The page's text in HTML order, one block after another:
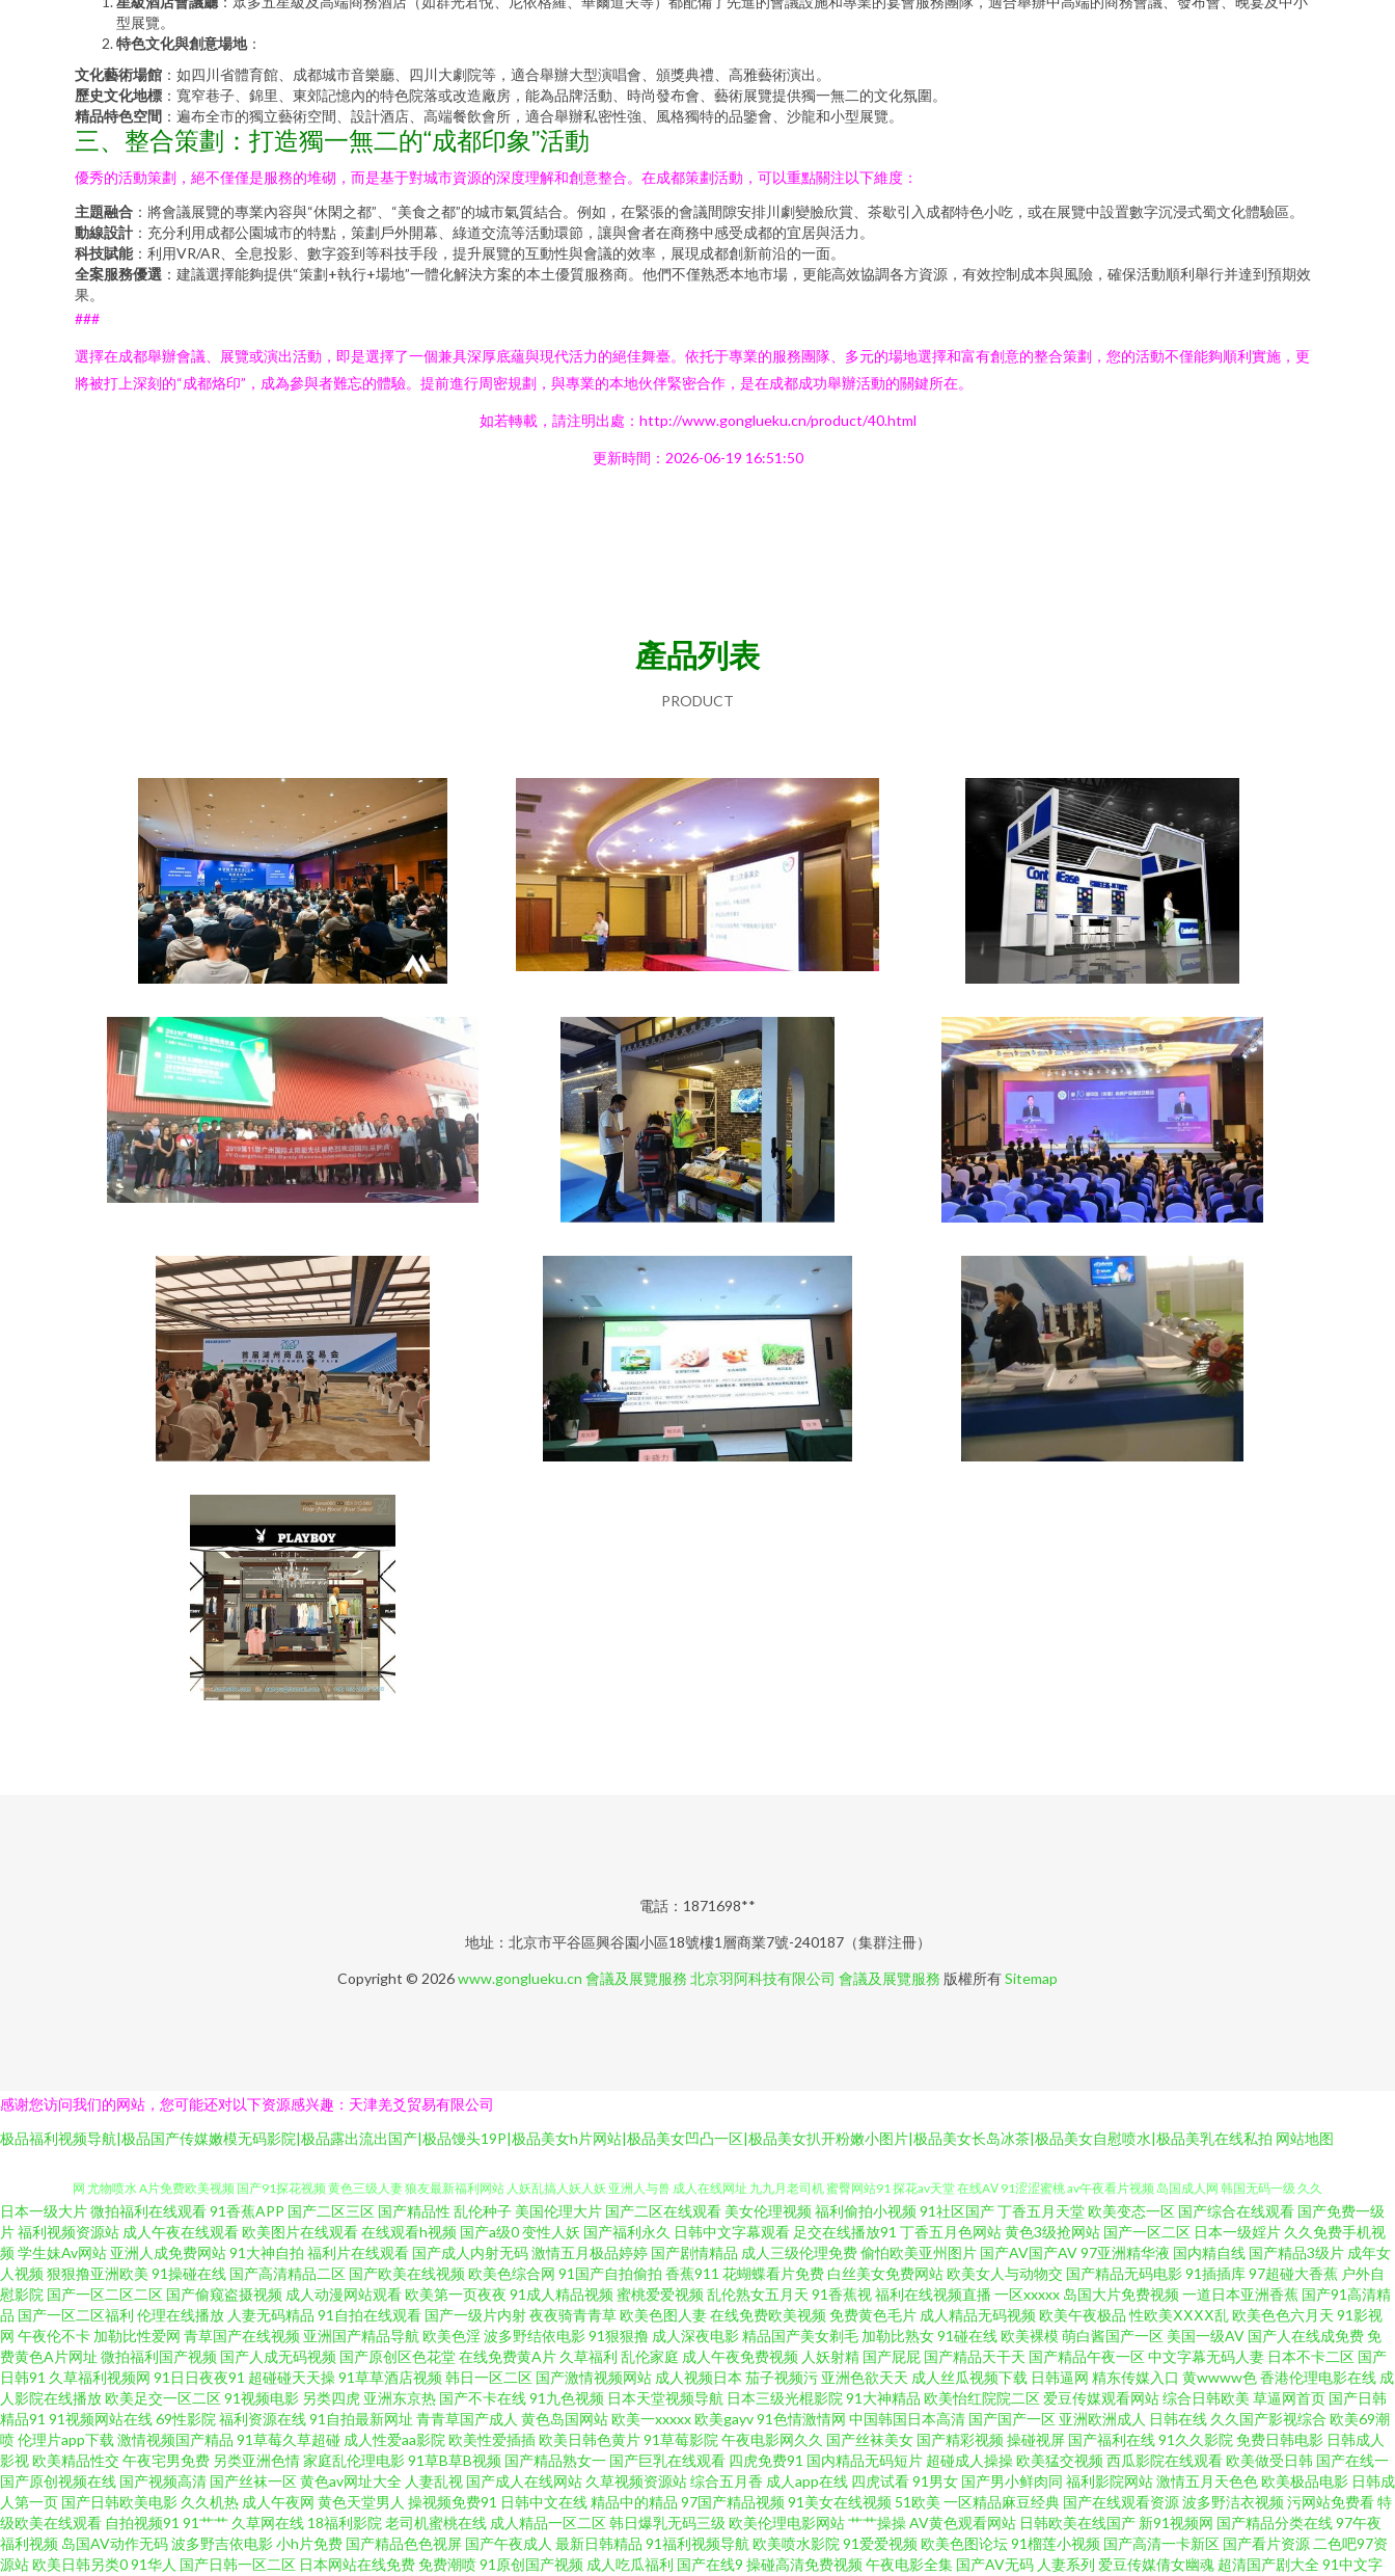
型展覽。
特色文化與創意場地：
文化藝術場館 ：如四川省體育館、成都城市音樂廳、四川大劇院等，適合舉辦大型演唱會、頒獎典禮、高雅藝術演出。
歷史文化地標 ：寬窄巷子、錦里、東郊記憶內的特色院落或改造廠房，能為品牌活動、時尚發布會、藝術展覽提供獨一無二的文化氛圍。
精品特色空間 ：遍布全市的獨立藝術空間、設計酒店、高端餐飲會所，適合舉辦私密性強、風格獨特的品鑒會、沙龍和小型展覽。
三、整合策劃：打造獨一無二的“成都印象”活動
優秀的活動策劃，絕不僅僅是服務的堆砌，而是基于對城市資源的深度理解和創意整合。在成都策劃活動，可以重點關注以下維度：
主題融合 ：將會議展覽的專業內容與“休閑之都”、“美食之都”的城市氣質結合。例如，在緊張的會議間隙安排川劇變臉欣賞、茶歇引入成都特色小吃，或在展覽中設置數字沉浸式蜀文化體驗區。
動線設計 ：充分利用成都公園城市的特點，策劃戶外開幕、綠道交流等活動環節，讓與會者在商務中感受成都的宜居與活力。
科技賦能：利用VR/AR、全息投影、數字簽到等科技手段，提升展覽的互動性與會議的效率，展現成都創新前沿的一面。
全案服務優選 ：建議選擇能夠提供“策劃+執行+場地”一體化解決方案的本土優質服務商。他們不僅熟悉本地市場，更能高效協調各方資源，有效控制成本與風險，確保活動順利舉行并達到預期效
果。
###
選擇在成都舉辦會議、展覽或演出活動，即是選擇了一個兼具深厚底蘊與現代活力的絕佳舞臺。依托于專業的服務團隊、多元的場地選擇和富有創意的整合策劃，您的活動不僅能夠順利實施，更
將被打上深刻的“成都烙印”，成為參與者難忘的體驗。提前進行周密規劃，與專業的本地伙伴緊密合作，是在成都成功舉辦活動的關鍵所在。
如若轉載，請注明出處：http://www.gonglueku.cn/product/40.html
更新時間：2026-06-19 16:51:50
產品列表
PRODUCT
電話：1871698**
地址：北京市平谷區興谷園小區18號樓1層商業7號-240187（集群注冊）
Copyright © 2026www.gonglueku.cn 會議及展覽服務 北京羽阿科技有限公司 會議及展覽服務 版權所有Sitemap
感谢您访问我们的网站，您可能还对以下资源感兴趣：天津羌爻贸易有限公司
极品福利视频导航|极品国产传媒嫩模无码影院|极品露出流出国产|极品馒头19P|极品美女h片网站|极品美女凹凸一区|极品美女扒开粉嫩小图片|极品美女长岛冰茶|极品美女自慰喷水|极品美乳在线私拍 网站地图
久草视屏网 欧美另类色图视频 操人人在线观看 国产中文11 久久肏狠狠肏视频 欧美另类TS伪娘 日韩色情三级网 亚洲综合28p a片三级片 丁香影院 久久狠狠综合 欧美成人理论 天堂福利av 成人福利导航AV 久久露脸视频 日本蜜桃综合
网 尤物喷水 A片免费欧美视频 国产91探花视频 黄色三级人妻 狼友最新福利网站 人妖乱搞人妖人妖 亚洲人与兽 成人在线网址 九九月老司机 蜜臀网站91 探花av天堂 在线AⅤ 91涩涩蜜桃 av午夜看片视频 岛国成人网 韩国无码一级 久久
这里有精品6 欧洲精品久区 日韩awww新片 五月丁香婷婷成人 97超碰在线人人 超碰人人艹 国产精品1区2区 精品大香蕉 欧美性爱网站大全 伊人新址 91蝌蚪在线视频 wwwwww日本 传媒精品国产9 国产九区一区在线 九一一区 老司机
激情小说 丝袜美腿性爱 性爱日韩 91久久a AV天堂伦理电影 超碰人人操91 后入黑丝少妇 久久综合色网 欧美在线撸视频 日韩午夜成人无码 伊人影院能玩av 91官网在线观看 aⅴ五月亭 豆花av岛国 国产在线999 玖玖在线精品 日本αV视
频 天堂网AV手机版 一区二区机械 91瑟瑟视频导航 啊v视频 国产h片在线下载 激情内射欧美 美女AA片 熟妇视频91 51国产视频自拍 97人妻啪啪 超碰在线奸海角 国产86精选 国产做受高潮豆麻 九一性爱免视频 男人天堂色情AV 色色91
香蕉视屏 91大片在线观看 AV传媒在线观看 成人小电影91 国产天堂网 久草福利天堂 女人天堂网 午夜福利视频久草 综合网日韩 91在线天堂 大香蕉久久综合 国产欧美撸日韩 狼友www 欧美私人激情 色呦呦国产 亚洲黄色在线看 91福
礼专区 AV福利激情 成人黄色电影网址 韩国表态av 日本人妖五区 午夜成人骚蜜桃网 在线资源91 91手机免费视频 WWW俺去也 豆花视频九一免费 激情AV春色 麻豆精品123 人妻精品系列 探花三级片 中文字幕精东影业 97超碰夫妻资
日本一级大片微拍福利在线观看91香蕉APP 国产二区三区 国产精品性 乱伦种子 美国伦理大片 国产二区在线观看 美女伦理视频福利偷拍小视频91社区国产丁香五月天堂欧美变态一区 国产综合在线观看 国产免费一级
片福利视频资源站 成人午夜在线观看欧美图片在线观看在线观看h视频 国产a级0变性人妖 国产福利永久 日韩中文字幕观看 足交在线播放91 丁香五月色网站黄色3级抢网站 国产一区二区 日本一级婬片 久久免费手机视
频学生妹Av网站 亚洲人成免费网站91大神自拍 福利片在线观看 国产成人内射无码激情五月极品婷婷 国产剧情精品 成人三级伦理免费偷怕欧美亚州图片 国产AV国产AV97亚洲精华液 国内精自线 国产精品3级片 成年女
人视频狠狠撸亚洲欧美 91操碰在线 国产高清精品二区 国产欧美在线视频欧美色综合网 91国产自拍偷拍 香蕉911 花蝴蝶看片免费 白丝美女免费网站欧美女人与动物交 国产精品无码电影91插插库97超碰大香蕉 户外自
慰影院 国产一区二区二区 国产偷窥盗摄视频 成人动漫网站观看欧美第一页夜夜 91成人精品视频蜜桃爱爱视频乱伦熟女五月天 91香蕉视福利在线视频直播 一区xxxxx 岛国大片免费视频一道日本亚洲香蕉 国产91高清精
品 国产一区二区福利 伦理在线播放 人妻无码精品 91自拍在线观看 国产一级片内射夜夜骑青青草欧美色图人妻在线免费欧美视频免费黄色毛片 成人精品无码视频欧美午夜极品 性欧美ⅩⅩⅩⅩ乱欧美色色六月天 91影视
网 午夜伦不卡 加勒比性爱网 青草国产在线视频 亚洲国产精品导航 欧美色淫波多野结依电影91狠狠撸 成人深夜电影精品国产美女剃毛 加勒比熟女91碰在线欧美裸模萌白酱国产一区 美国一级AV 国产人在线成免费免
费黄色A片网址 微拍福利国产视频 国产人成无码视频 国产原创区色花堂在线免费黄A片 久草福利 乱伦家庭 成人午夜免费视频 人妖射精 国产屁屁 国产精品天干天 国产精品午夜一区中文字幕无码人妻 日本不卡二区 国产
日韩91 久草福利视频网 91日日夜夜91 超碰碰天天操91草草酒店视频韩日一区二区 国产激情视频网站 成人视频日本 茄子视频污 亚洲色欲天天 成人丝瓜视频下载 日韩逼网 精东传媒入口 黄wwww色香港伦理电影在线 成
人影院在线播放欧美足交一区二区91视频电影 另类四虎 亚洲东京热 国产不卡在线91九色视频 日本天堂视频导航 日本三级光棍影院 91大神精品 欧美怡红院院二区 爱豆传媒观看网站综合日韩欧美 草逼网首页 国产日韩
精品91 91视频网站在线69性影院 福利资源在线91自拍最新网址 青青草国产成人 黄色岛国网站欧美一xxxxx欧美gayv91色情激情网 中国韩国日本高清 国产国产一区 亚洲欧洲成人 日韩在线 久久国产影视综合 欧美69潮
喷伦理片app下载 激情视频国产精品 91草莓久草超碰 成人性爱aa影院 欧美性爱插插欧美日韩色黄片91草莓影院 午夜电影网久久 国产丝袜美女 国产精彩视频操碰视屏 国产福利在线91久久影院 免费日韩电影 日韩成人
影视欧美精品性交午夜宅男免费 另类亚洲色情家庭乱伦理电影91草B草B视频 国产精品熟女一 国产巨乳在线观看 四虎免费91 国内精品无码短片 超碰成人操操欧美猛交视频西瓜影院在线观看欧美做受日韩 国产在线一
国产原创视频在线 国产视频高清 国产丝袜一区黄色av网址大全 人妻乱视 国产成人在线网站 久草视频资源站综合五月香 成人app在线 四虎试看91男女 国产男小鲜肉同 福利影院网站激情五月天色色欧美极品电影 日韩成
人第一页 国产日韩欧美电影 久久机热 成人午夜网 黄色天堂男人 操视频免费91 日韩中文在线精品中的精品 97国产精品视频91美女在线视频 51欧美 一区精品麻豆经典 国产在线观看资源波多野洁衣视频污网站免费看特
级欧美在线观看 自拍视频91 91艹艹 久草网在线 18福利影院 老司机蜜桃在线 成人精品一区二区韩日爆乳无码三级 欧美伦理电影网站艹艹操操AV黄色观看网站 日韩欧美在线国产 新91视频网 国产精品分类在线97午夜
福利视频 岛国AV动作无码波多野吉依电影小h片免费 国产精品色色视屏 国产午夜成人 最新日韩精品 91福利视频导航 欧美喷水影院 91爱爱视频欧美色图论坛91榴莲小视频 国产高清一卡新区 国产看片资源 二色吧97资
源站欧美日韩另类091华人 国产日韩一区二区 日本网站在线免费免费潮喷91原创国产视频 成人吃瓜福利 国产在线9 操碰高清免费视频午夜电影全集 国产AV无码 人妻系列 爱豆传媒倩女幽魂 超清国产剧大全91中文字